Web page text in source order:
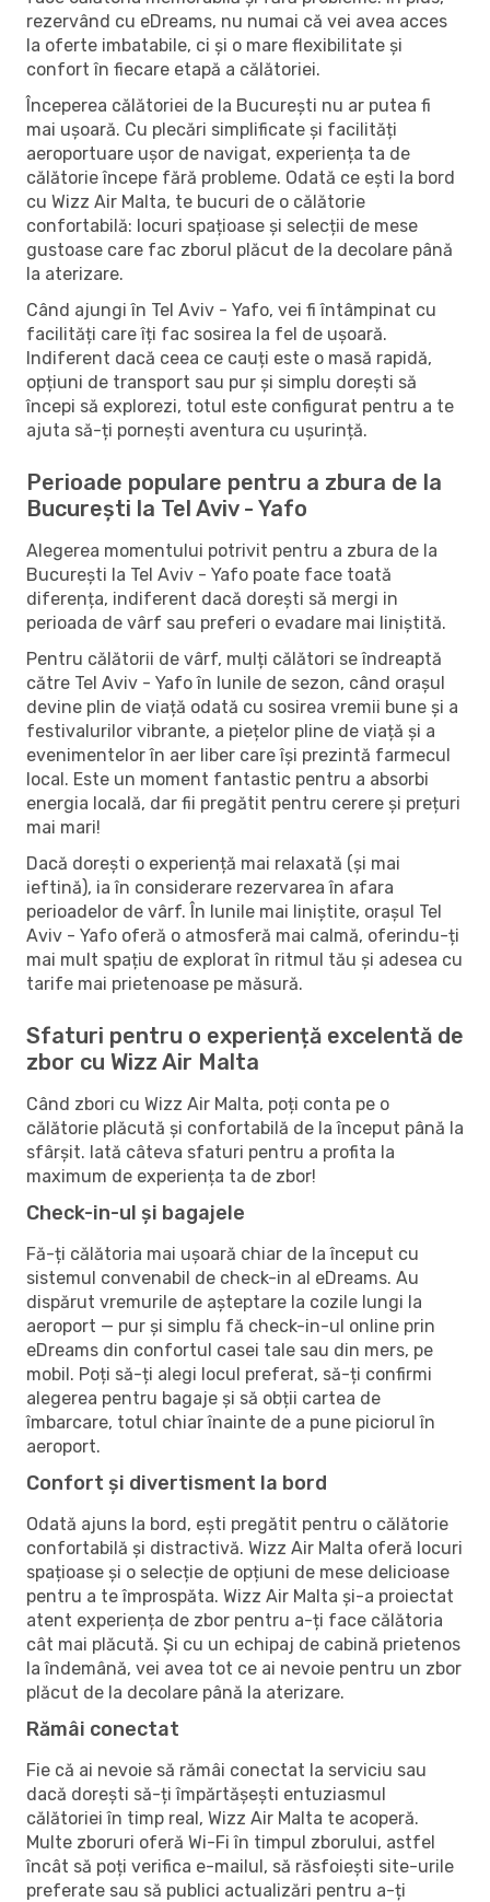
rezervând cu eDreams, nu numai că vei avea acces
la oferte imbatabile, ci și o mare flexibilitate și
confort în fiecare etapă a călătoriei.
Începerea călătoriei de la București nu ar putea fi
mai ușoară. Cu plecări simplificate și facilități
aeroportuare ușor de navigat, experiența ta de
călătorie începe fără probleme. Odată ce ești la bord
cu Wizz Air Malta, te bucuri de o călătorie
confortabilă: locuri spațioase și selecții de mese
gustoase care fac zborul plăcut de la decolare până
la aterizare.
Când ajungi în Tel Aviv - Yafo, vei fi întâmpinat cu
facilități care îți fac sosirea la fel de ușoară.
Indiferent dacă ceea ce cauți este o masă rapidă,
opțiuni de transport sau pur și simplu dorești să
începi să explorezi, totul este configurat pentru a te
ajuta să-ți pornești aventura cu ușurință.
Perioade populare pentru a zbura de la
București la Tel Aviv - Yafo
Alegerea momentului potrivit pentru a zbura de la
București la Tel Aviv - Yafo poate face toată
diferența, indiferent dacă dorești să mergi in
perioada de vârf sau preferi o evadare mai liniștită.
Pentru călătorii de vârf, mulți călători se îndreaptă
către Tel Aviv - Yafo în lunile de sezon, când orașul
devine plin de viață odată cu sosirea vremii bune și a
festivalurilor vibrante, a piețelor pline de viață și a
evenimentelor în aer liber care își prezintă farmecul
local. Este un moment fantastic pentru a absorbi
energia locală, dar fii pregătit pentru cerere și prețuri
mai mari!
Dacă dorești o experiență mai relaxată (și mai
ieftină), ia în considerare rezervarea în afara
perioadelor de vârf. În lunile mai liniștite, orașul Tel
Aviv - Yafo oferă o atmosferă mai calmă, oferindu-ți
mai mult spațiu de explorat în ritmul tău și adesea cu
tarife mai prietenoase pe măsură.
Sfaturi pentru o experiență excelentă de
zbor cu Wizz Air Malta
Când zbori cu Wizz Air Malta, poți conta pe o
călătorie plăcută și confortabilă de la început până la
sfârșit. Iată câteva sfaturi pentru a profita la
maximum de experiența ta de zbor!
Check-in-ul și bagajele
Fă-ți călătoria mai ușoară chiar de la început cu
sistemul convenabil de check-in al eDreams. Au
dispărut vremurile de așteptare la cozile lungi la
aeroport — pur și simplu fă check-in-ul online prin
eDreams din confortul casei tale sau din mers, pe
mobil. Poți să-ți alegi locul preferat, să-ți confirmi
alegerea pentru bagaje și să obții cartea de
îmbarcare, totul chiar înainte de a pune piciorul în
aeroport.
Confort și divertisment la bord
Odată ajuns la bord, ești pregătit pentru o călătorie
confortabilă și distractivă. Wizz Air Malta oferă locuri
spațioase și o selecție de opțiuni de mese delicioase
pentru a te împrospăta. Wizz Air Malta și-a proiectat
atent experiența de zbor pentru a-ți face călătoria
cât mai plăcută. Și cu un echipaj de cabină prietenos
la îndemână, vei avea tot ce ai nevoie pentru un zbor
plăcut de la decolare până la aterizare.
Rămâi conectat
Fie că ai nevoie să rămâi conectat la serviciu sau
dacă dorești să-ți împărtășești entuziasmul
călătoriei în timp real, Wizz Air Malta te acoperă.
Multe zboruri oferă Wi-Fi în timpul zborului, astfel
încât să poți verifica e-mailul, să răsfoiești site-urile
preferate sau să publici actualizări pentru a-ți